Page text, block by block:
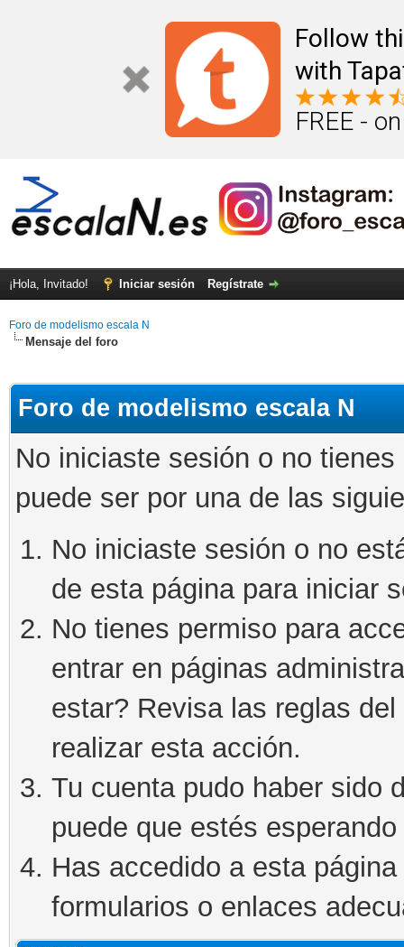
Follow
with
FREE -
¡Hola, Invitado! Iniciar sesión Regístrate
Foro de modelismo escala N
Mensaje del foro
Foro de modelismo escala N
No iniciaste sesión o no
puede ser por una de las
No iniciaste sesión o no
de esta página para iniciar
No tienes permiso para
entrar en páginas
estar? Revisa las reglas
realizar esta acción.
Tu cuenta pudo haber sido
puede que estés
Has accedido a esta
formularios o enlaces